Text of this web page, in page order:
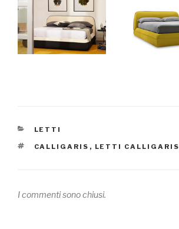
CATEGORIE
LETTI
TAG
CALLIGARIS , LETTI CALLIGARIS
I commenti sono chiusi.